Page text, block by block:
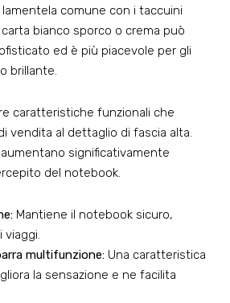
comune con i taccuini
bianco sporco o crema può
ed è più piacevole per gli
brillante.
caratteristiche funzionali che
vendita al dettaglio di fascia alta.
significativamente
del notebook.
Mantiene il notebook sicuro,
multifunzione: Una caratteristica
la sensazione e ne facilita